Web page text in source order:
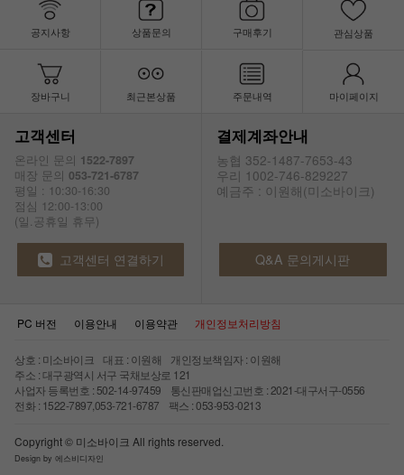
공지사항 상품문의 구매후기 관심상품
장바구니 최근본상품 주문내역 마이페이지
고객센터
온라인 문의 1522-7897
매장 문의 053-721-6787
평일 : 10:30-16:30
점심 12:00-13:00
(일.공휴일 휴무)
결제계좌안내
농협 352-1487-7653-43
우리 1002-746-829227
예금주 : 이원해(미소바이크)
고객센터 연결하기 Q&A 문의게시판
PC 버전 이용안내 이용약관 개인정보처리방침
상호 : 미소바이크 대표 : 이원해 개인정보책임자 : 이원해
주소 : 대구광역시 서구 국채보상로 121
사업자 등록번호 : 502-14-97459 통신판매업신고번호 : 2021-대구서구-0556
전화 : 1522-7897,053-721-6787 팩스 : 053-953-0213
Copyright © 미소바이크 All rights reserved.
Design by 에스비디자인